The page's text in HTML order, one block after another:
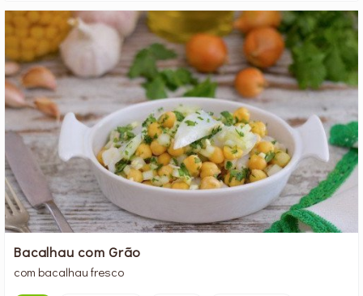
Bacalhau com Grão
com bacalhau fresco